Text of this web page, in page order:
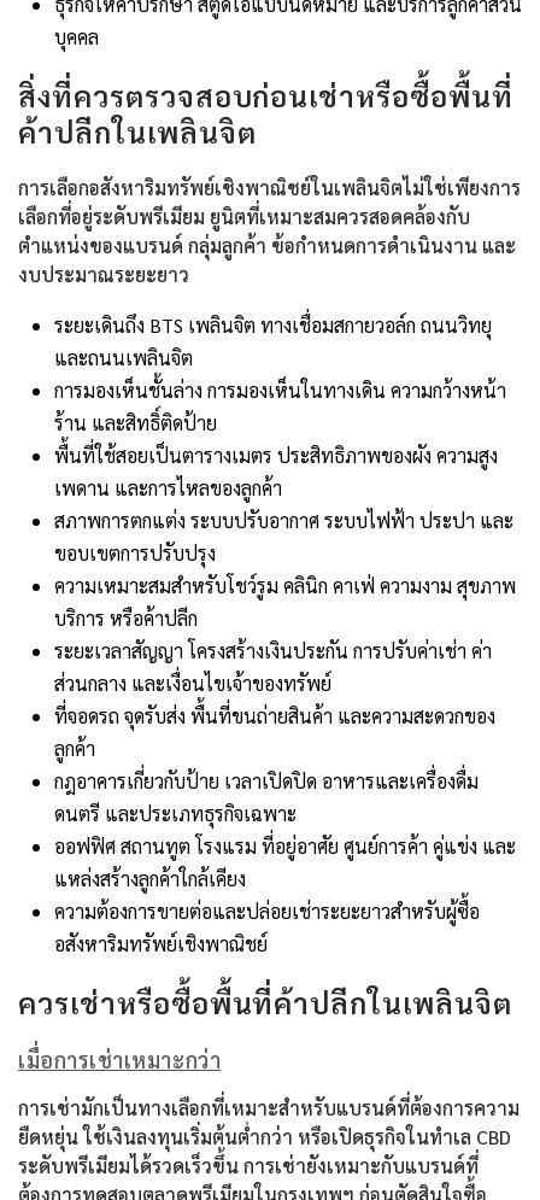
บุคคล
สิ่งที่ควรตรวจสอบก่อนเช่าหรือซื้อพื้นที่
ค้าปลีกในเพลินจิต
การเลือกอสังหาริมทรัพย์เชิงพาณิชย์ในเพลินจิตไม่ใช่เพียงการ
เลือกที่อยู่ระดับพรีเมียม ยูนิตที่เหมาะสมควรสอดคล้องกับ
ตำแหน่งของแบรนด์ กลุ่มลูกค้า ข้อกำหนดการดำเนินงาน และ
งบประมาณระยะยาว
ระยะเดินถึง BTS เพลินจิต ทางเชื่อมสกายวอล์ก ถนนวิทยุ
และถนนเพลินจิต
การมองเห็นชั้นล่าง การมองเห็นในทางเดิน ความกว้างหน้า
ร้าน และสิทธิ์ติดป้าย
พื้นที่ใช้สอยเป็นตารางเมตร ประสิทธิภาพของผัง ความสูง
เพดาน และการไหลของลูกค้า
สภาพการตกแต่ง ระบบปรับอากาศ ระบบไฟฟ้า ประปา และ
ขอบเขตการปรับปรุง
ความเหมาะสมสำหรับโชว์รูม คลินิก คาเฟ่ ความงาม สุขภาพ
บริการ หรือค้าปลีก
ระยะเวลาสัญญา โครงสร้างเงินประกัน การปรับค่าเช่า ค่า
ส่วนกลาง และเงื่อนไขเจ้าของทรัพย์
ที่จอดรถ จุดรับส่ง พื้นที่ขนถ่ายสินค้า และความสะดวกของ
ลูกค้า
กฎอาคารเกี่ยวกับป้าย เวลาเปิดปิด อาหารและเครื่องดื่ม
ดนตรี และประเภทธุรกิจเฉพาะ
ออฟฟิศ สถานทูต โรงแรม ที่อยู่อาศัย ศูนย์การค้า คู่แข่ง และ
แหล่งสร้างลูกค้าใกล้เคียง
ความต้องการขายต่อและปล่อยเช่าระยะยาวสำหรับผู้ซื้อ
อสังหาริมทรัพย์เชิงพาณิชย์
ควรเช่าหรือซื้อพื้นที่ค้าปลีกในเพลินจิต
เมื่อการเช่าเหมาะกว่า
การเช่ามักเป็นทางเลือกที่เหมาะสำหรับแบรนด์ที่ต้องการความ
ยืดหยุ่น ใช้เงินลงทุนเริ่มต้นต่ำกว่า หรือเปิดธุรกิจในทำเล CBD
ระดับพรีเมียมได้รวดเร็วขึ้น การเช่ายังเหมาะกับแบรนด์ที่
ต้องการทดสอบตลาดพรีเมียมในกรุงเทพฯ ก่อนตัดสินใจซื้อ